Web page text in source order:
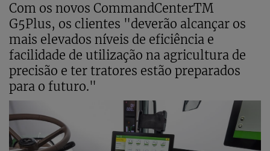
Com os novos CommandCenterTM
G5Plus, os clientes "deverão alcançar os
mais elevados níveis de eficiência e
facilidade de utilização na agricultura de
precisão e ter tratores estão preparados
para o futuro."